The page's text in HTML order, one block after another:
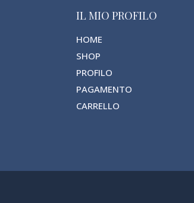
IL MIO PROFILO
HOME
SHOP
PROFILO
PAGAMENTO
CARRELLO